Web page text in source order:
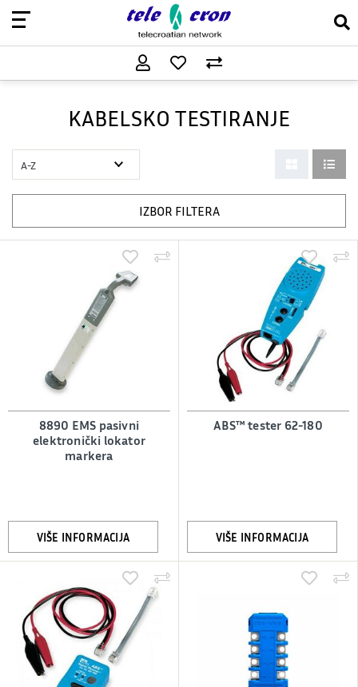
KABELSKO TESTIRANJE
IZBOR FILTERA
8890 EMS pasivni
elektronički lokator
markera
VIŠE INFORMACIJA
ABS™ tester 62-180
VIŠE INFORMACIJA